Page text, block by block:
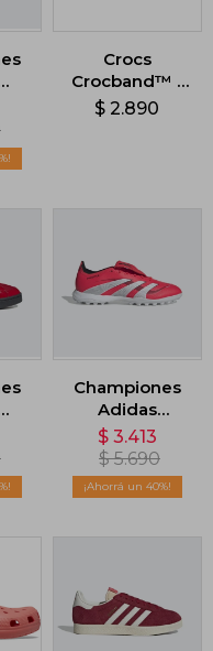
Crocs
Crocband™ -
Rojo
$ 2.890
Championes
Adidas
Predator
League - Rojo
$ 3.413
$ 5.690
40